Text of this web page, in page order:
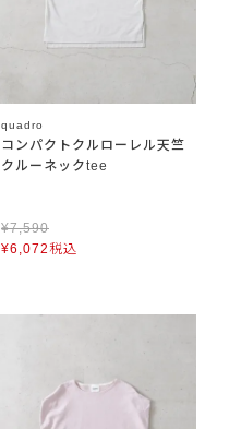
quadro
コンパクトクルローレル天竺
クルーネックtee
¥7,590
¥6,072税込